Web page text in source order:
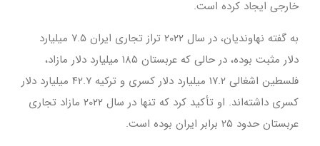
خارجی ایجاد کرده است.
به گفته نهاوندیان، در سال ۲۰۲۲ تراز تجاری ایران ۷.۵ میلیارد
دلار مثبت بوده، در حالی که عربستان ۱۸۵ میلیارد دلار مازاد،
فلسطین اشغالی ۱۷.۲ میلیارد دلار کسری و ترکیه ۴۲.۷ میلیارد دلار
کسری داشته‌اند. او تأکید کرد که تنها در سال ۲۰۲۲ مازاد تجاری
عربستان حدود ۲۵ برابر ایران بوده است.